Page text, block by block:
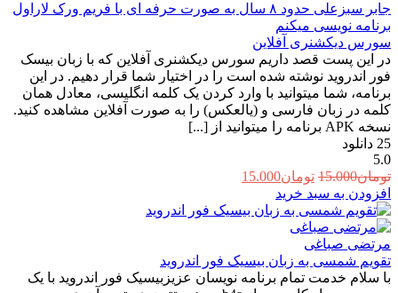
جابر سبزعلی
حدود ۸ سال به صورت حرفه ای با فریم ورک لاراول
برنامه نویسی میکنم
سورس دیکشنری آفلاین
در این پست قصد داریم سورس دیکشنری آفلاین که با زبان بیسک
فور اندروید نوشته شده است را در اختیار شما قرار دهیم. در این
برنامه، شما میتوانید با وارد کردن یک کلمه انگلیسی، معادل همان
کلمه در زبان فارسی و (یالعکس) را به صورت آفلاین مشاهده کنید.
نسخه APK برنامه را میتوانید از [...]
25 دانلود
5.0
تومان15.000 قیمت
اصلی:
تومان15.000
بود.
تومان15.000
تومان15.000.
افزودن به سبد خرید
مرتضی صباغی
تقویم شمسی به زبان بیسیک فور اندروید
با سلام خدمت تمام برنامه نویسان عزیزبیسیک فور اندروید با یک